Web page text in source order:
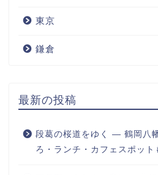
東京
鎌倉
最新の投稿
段葛の桜道をゆく ― 鶴岡八
ろ・ランチ・カフェスポット